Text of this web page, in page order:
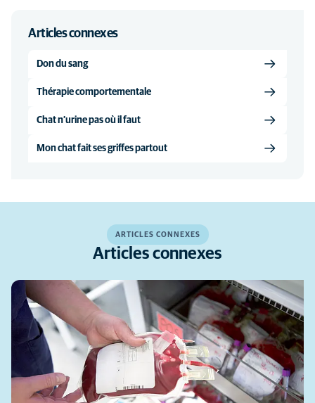
Articles connexes
Don du sang
Thérapie comportementale
Chat n’urine pas où il faut
Mon chat fait ses griffes partout
ARTICLES CONNEXES
Articles connexes